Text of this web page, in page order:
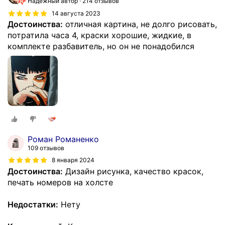
14 августа 2023
Достоинства: отличная картина, не долго рисовать,
потратила часа 4, краски хорошие, жидкие, в
комплекте разбавитель, но он не понадобился
Роман Романенко
109 отзывов
8 января 2024
Достоинства: Дизайн рисунка, качество красок,
печать номеров на холсте
Недостатки: Нету